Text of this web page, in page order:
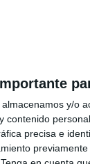
almacenamos y/o
contenido
precisa e